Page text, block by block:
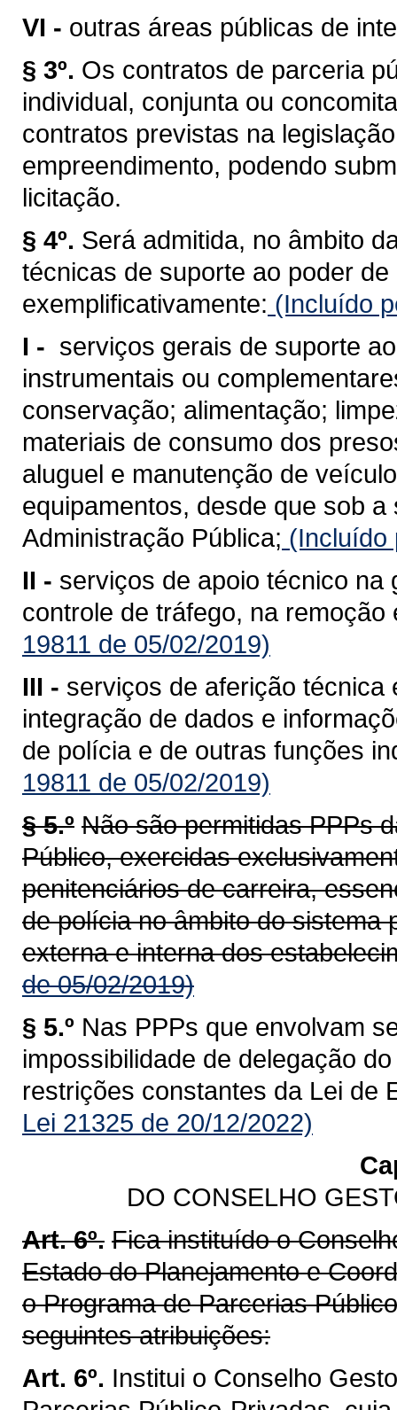
VI - outras áreas públicas de
§ 3º. Os contratos de parceria
individual, conjunta ou
contratos previstas na
empreendimento, podendo
licitação.
§ 4º. Será admitida, no âmbito
técnicas de suporte ao poder
exemplificativamente: (Incluído
I - serviços gerais de suporte
instrumentais ou
conservação; alimentação;
materiais de consumo dos
aluguel e manutenção de
equipamentos, desde que sob
Administração Pública; (Incluído
II - serviços de apoio técnico na
controle de tráfego, na
19811 de 05/02/2019)
III - serviços de aferição técnica
integração de dados e
de polícia e de outras funções
19811 de 05/02/2019)
§ 5.º Não são permitidas PPPs
Público, exercidas
penitenciários de carreira,
de polícia no âmbito do sistema
externa e interna dos
de 05/02/2019)
§ 5.º Nas PPPs que envolvam
impossibilidade de delegação
restrições constantes da Lei de
Lei 21325 de 20/12/2022)
DO CONSELHO
Art. 6º. Fica instituído o
Estado do Planejamento e
o Programa de Parcerias
seguintes atribuições:
Art. 6º. Institui o Conselho